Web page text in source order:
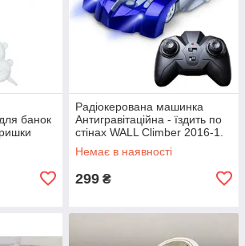
банок
Радіокерована машинка
Антигравітаційна - їздить по
стінах WALL Climber 2016-1.
Колір синій TS-72
Немає в наявності
299 ₴